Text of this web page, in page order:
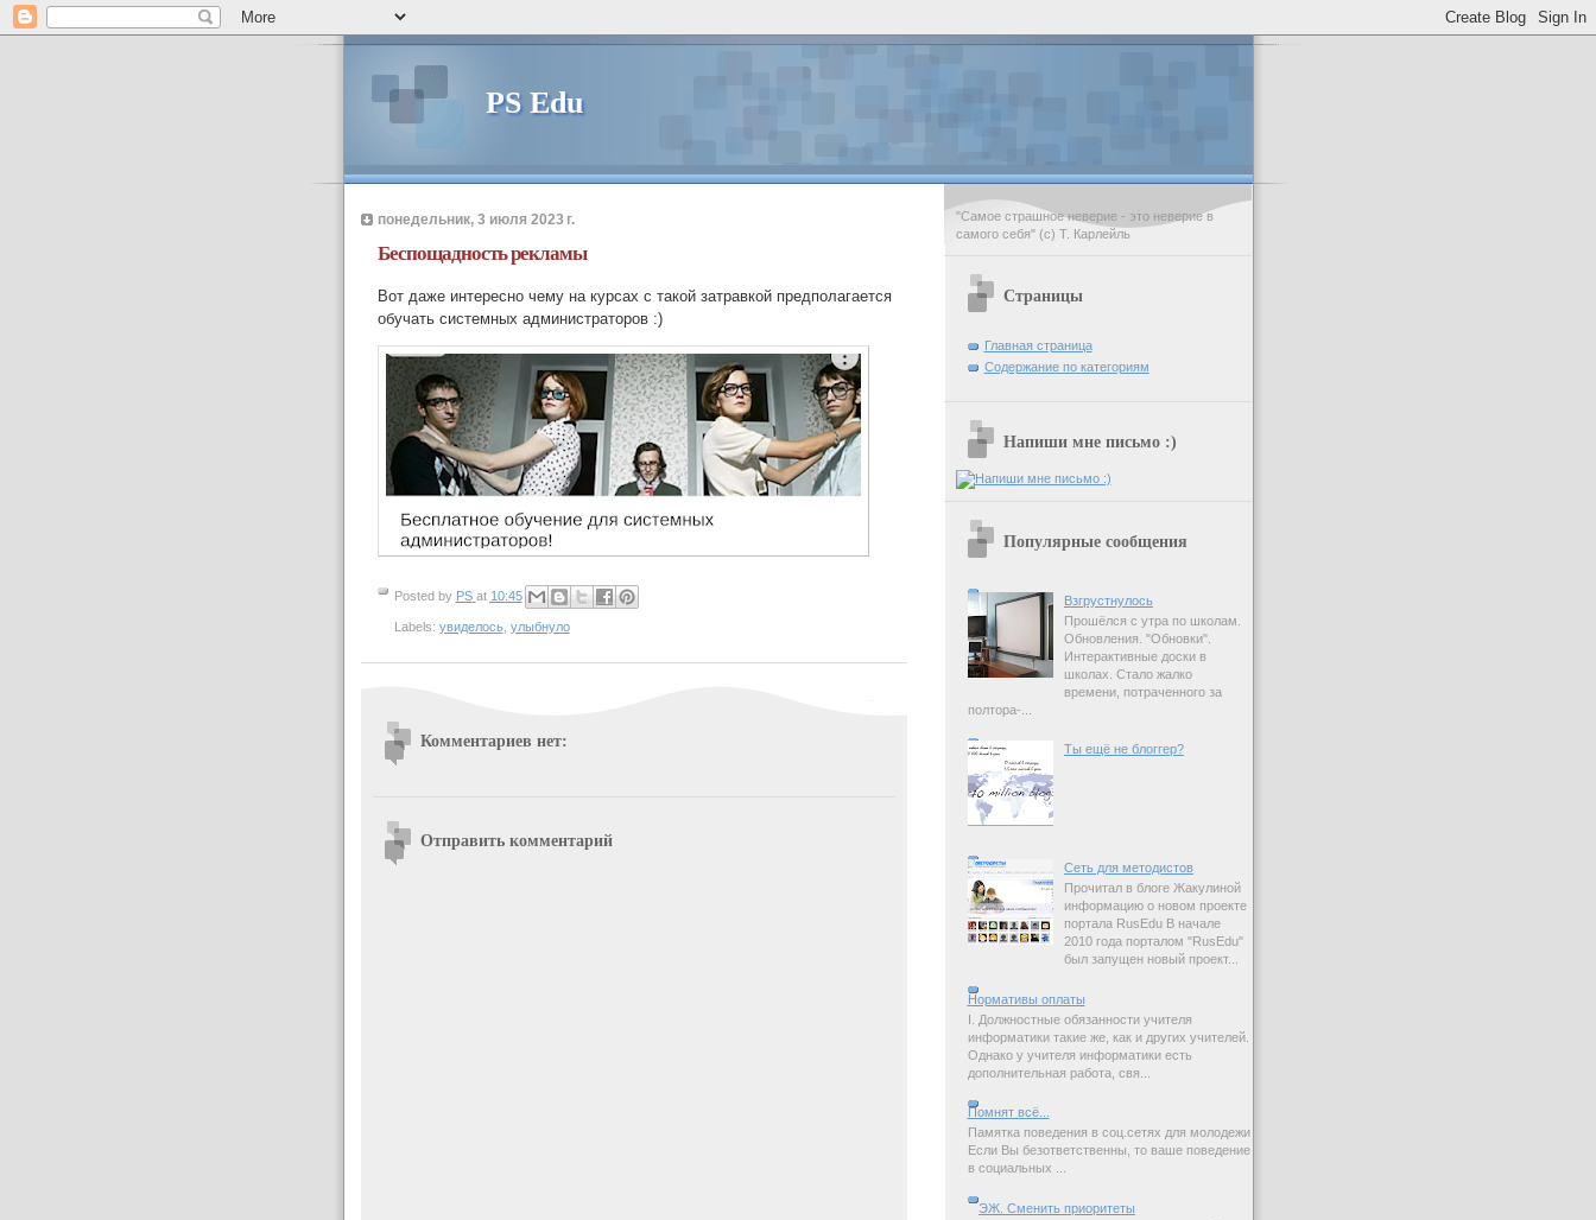
PS Edu
понедельник, 3 июля 2023 г.
Беспощадность рекламы
Вот даже интересно чему на курсах с такой затравкой предполагается
обучать системных администраторов :)
Posted by PS at 10:45
Labels: увиделось, улыбнуло
Комментариев нет:
Отправить комментарий
"Самое страшное неверие - это неверие в
самого себя" (с) Т. Карлейль
Страницы
Главная страница
Содержание по категориям
Напиши мне письмо :)
Популярные сообщения
Взгрустнулось
Прошёлся с утра по школам.
Обновления. "Обновки".
Интерактивные доски в
школах. Стало жалко
времени, потраченного за
полтора-...
Ты ещё не блоггер?
Сеть для методистов
Прочитал в блоге Жакулиной
информацию о новом проекте
портала RusEdu В начале
2010 года порталом "RusEdu"
был запущен новый проект...
Нормативы оплаты
I. Должностные обязанности учителя
информатики такие же, как и других учителей.
Однако у учителя информатики есть
дополнительная работа, свя...
Помнят всё...
Памятка поведения в соц.сетях для молодежи
Если Вы безответственны, то ваше поведение
в социальных ...
ЭЖ. Сменить приоритеты